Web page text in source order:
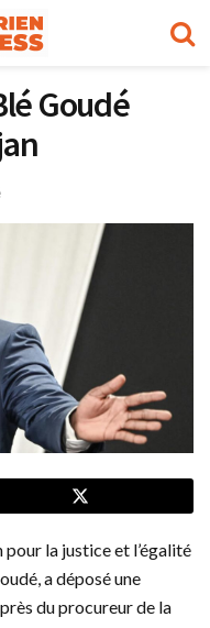
Goudé
la justice et l’égalité
a déposé une
du procureur de la